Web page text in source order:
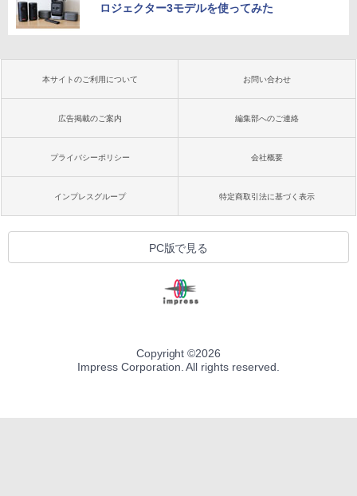
ロジェクター3モデルを使ってみた
本サイトのご利用について お問い合わせ
広告掲載のご案内 編集部へのご連絡
プライバシーポリシー 会社概要
インプレスグループ 特定商取引法に基づく表示
PC版で見る
Copyright ©2026
Impress Corporation. All rights reserved.